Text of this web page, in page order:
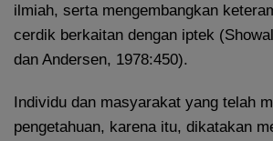
ilmiah, serta mengembangkan
cerdik berkaitan dengan iptek
dan Andersen, 1978:450).
Individu dan masyarakat yang telah
pengetahuan, karena itu, dikatakan